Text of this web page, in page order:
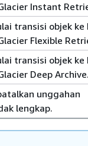
Instant
transisi objek ke
Flexible
transisi objek ke
Deep Archive.
unggahan
lengkap.